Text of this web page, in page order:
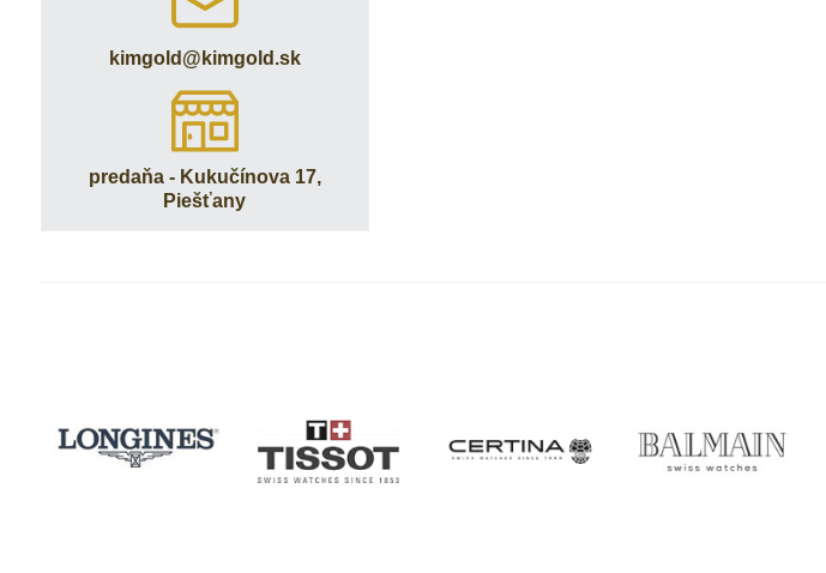
kimgold​@kimgold​.sk
predaňa - Kukučínova 17,
Piešťany